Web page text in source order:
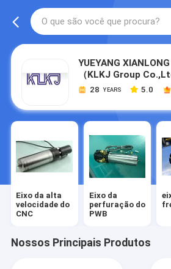
YUEYANG
（KLKJ Group
28 YEARS 5.0
Eixo da alta
velocidade do
CNC
Eixo da
perfuração do
PWB
Nossos Principais Produtos